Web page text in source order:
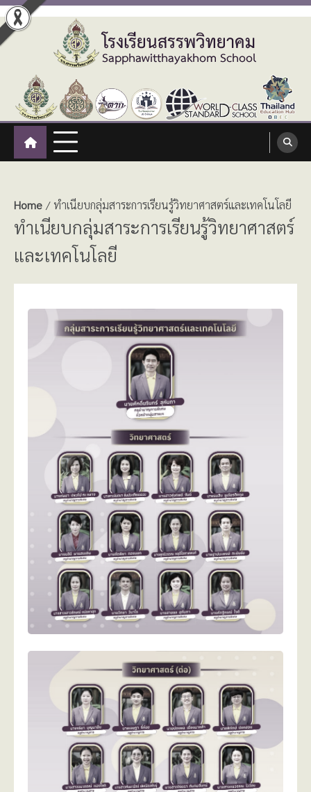
Skip
to
content
โรงเรียนสรรพวิทยาคม
:: โรงเรียนสรรพวิทยาคม อำเภอแม่สอด จังหวัดตาก ::
Sapphawitthayakhom School
Home ทำเนียบกลุ่มสาระการเรียนรู้วิทยาศาสตร์และเทคโนโลยี
ทำเนียบกลุ่มสาระการเรียนรู้วิทยาศาสตร์
และเทคโนโลยี